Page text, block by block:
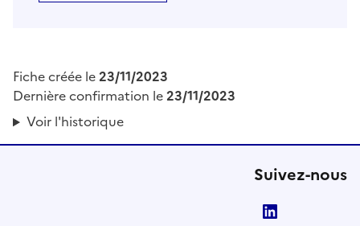
Fiche créée le23/11/2023
Dernière confirmation le23/11/2023
Voir l'historique
Suivez-nous